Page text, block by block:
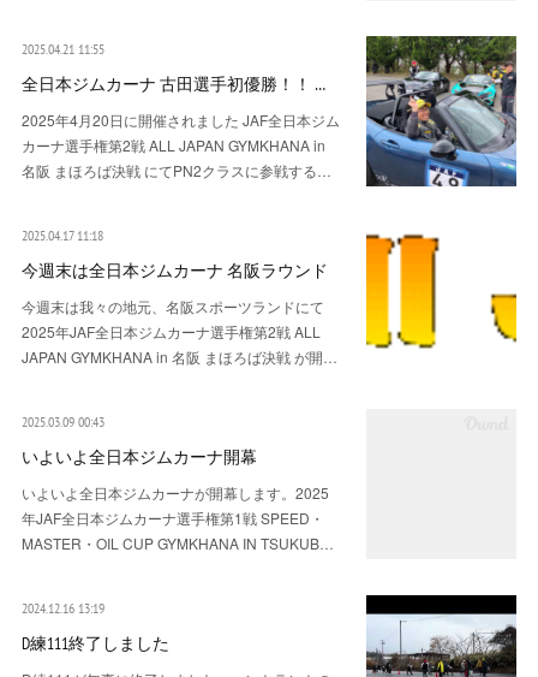
2025.04.21 11:55
全日本ジムカーナ 古田選手初優勝！！ …
2025年4月20日に開催されました JAF全日本ジム
カーナ選手権第2戦 ALL JAPAN GYMKHANA in
名阪 まほろば決戦 にてPN2クラスに参戦する…
2025.04.17 11:18
今週末は全日本ジムカーナ 名阪ラウンド
今週末は我々の地元、名阪スポーツランドにて
2025年JAF全日本ジムカーナ選手権第2戦 ALL
JAPAN GYMKHANA in 名阪 まほろば決戦 が開…
2025.03.09 00:43
いよいよ全日本ジムカーナ開幕
いよいよ全日本ジムカーナが開幕します。2025
年JAF全日本ジムカーナ選手権第1戦 SPEED・
MASTER・OIL CUP GYMKHANA IN TSUKUB…
2024.12.16 13:19
D練111終了しました